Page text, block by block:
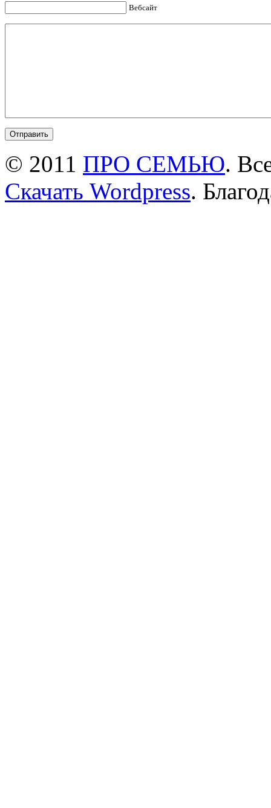
Вебсайт
© 2011 ПРО СЕМЬЮ.
Скачать Wordpress.